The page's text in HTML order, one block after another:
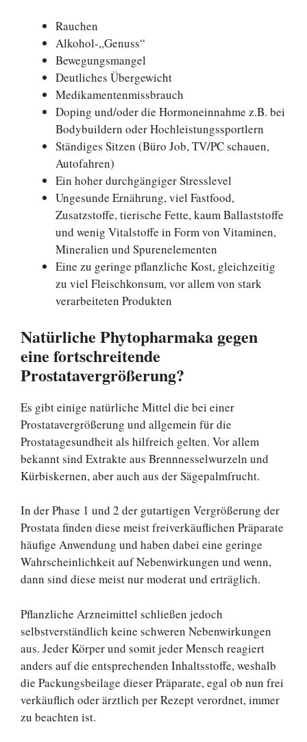
Rauchen
Alkohol-„Genuss“
Bewegungsmangel
Deutliches Übergewicht
Medikamentenmissbrauch
Doping und/oder die Hormoneinnahme z.B. bei
Bodybuildern oder Hochleistungssportlern
Ständiges Sitzen (Büro Job, TV/PC schauen,
Autofahren)
Ein hoher durchgängiger Stresslevel
Ungesunde Ernährung, viel Fastfood,
Zusatzstoffe, tierische Fette, kaum Ballaststoffe
und wenig Vitalstoffe in Form von Vitaminen,
Mineralien und Spurenelementen
Eine zu geringe pflanzliche Kost, gleichzeitig
zu viel Fleischkonsum, vor allem von stark
verarbeiteten Produkten
Natürliche Phytopharmaka gegen
eine fortschreitende
Prostatavergrößerung?
Es gibt einige natürliche Mittel die bei einer
Prostatavergrößerung und allgemein für die
Prostatagesundheit als hilfreich gelten. Vor allem
bekannt sind Extrakte aus Brennnesselwurzeln und
Kürbiskernen, aber auch aus der Sägepalmfrucht.
In der Phase 1 und 2 der gutartigen Vergrößerung der
Prostata finden diese meist freiverkäuflichen Präparate
häufige Anwendung und haben dabei eine geringe
Wahrscheinlichkeit auf Nebenwirkungen und wenn,
dann sind diese meist nur moderat und erträglich.
Pflanzliche Arzneimittel schließen jedoch
selbstverständlich keine schweren Nebenwirkungen
aus. Jeder Körper und somit jeder Mensch reagiert
anders auf die entsprechenden Inhaltsstoffe, weshalb
die Packungsbeilage dieser Präparate, egal ob nun frei
verkäuflich oder ärztlich per Rezept verordnet, immer
zu beachten ist.